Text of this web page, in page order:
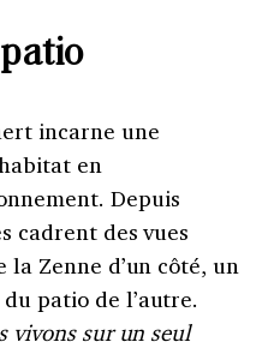
incarne une
en
Depuis
cadrent des vues
la Zenne d’un côté, un
patio de l’autre.
vivons sur un seul